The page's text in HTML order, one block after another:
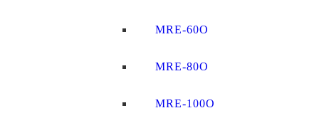
MRE-60O
MRE-80O
MRE-100O